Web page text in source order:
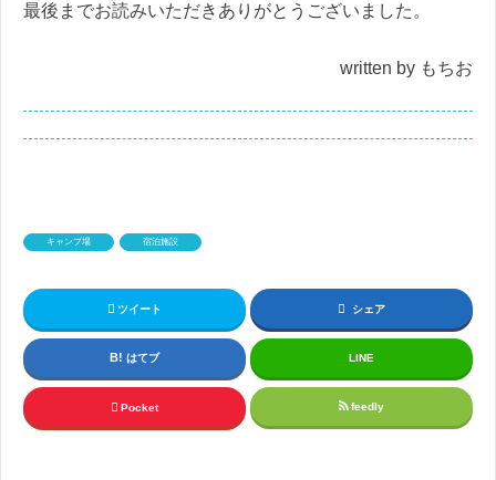
最後までお読みいただきありがとうございました。
written by もちお
キャンプ場 宿泊施設
ツイート シェア
はてブ LINE
Pocket feedly